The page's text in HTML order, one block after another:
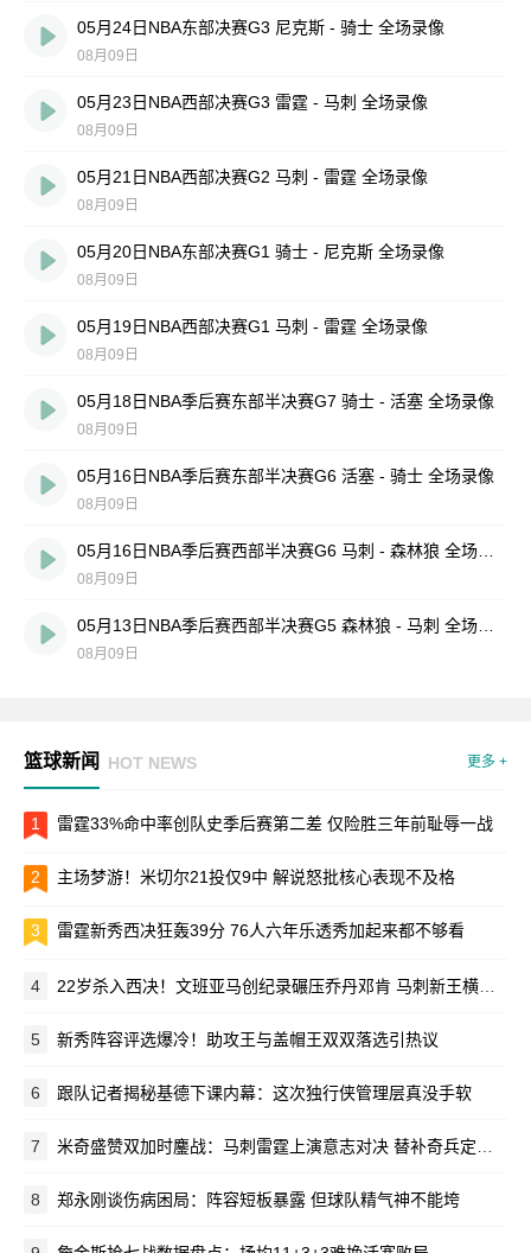
05月24日NBA东部决赛G3 尼克斯 - 骑士 全场录像
08月09日
05月23日NBA西部决赛G3 雷霆 - 马刺 全场录像
08月09日
05月21日NBA西部决赛G2 马刺 - 雷霆 全场录像
08月09日
05月20日NBA东部决赛G1 骑士 - 尼克斯 全场录像
08月09日
05月19日NBA西部决赛G1 马刺 - 雷霆 全场录像
08月09日
05月18日NBA季后赛东部半决赛G7 骑士 - 活塞 全场录像
08月09日
05月16日NBA季后赛东部半决赛G6 活塞 - 骑士 全场录像
08月09日
08月09日
08月09日
篮球新闻 HOT NEWS 更多 +
1 雷霆33%命中率创队史季后赛第二差 仅险胜三年前耻辱一战
2 主场梦游！米切尔21投仅9中 解说怒批核心表现不及格
3 雷霆新秀西决狂轰39分 76人六年乐透秀加起来都不够看
4 22岁杀入西决！文班亚马创纪录碾压乔丹邓肯 马刺新王横空出世
5 新秀阵容评选爆冷！助攻王与盖帽王双双落选引热议
6 跟队记者揭秘基德下课内幕：这次独行侠管理层真没手软
7 米奇盛赞双加时鏖战：马刺雷霆上演意志对决 替补奇兵定乾坤
8 郑永刚谈伤病困局：阵容短板暴露 但球队精气神不能垮